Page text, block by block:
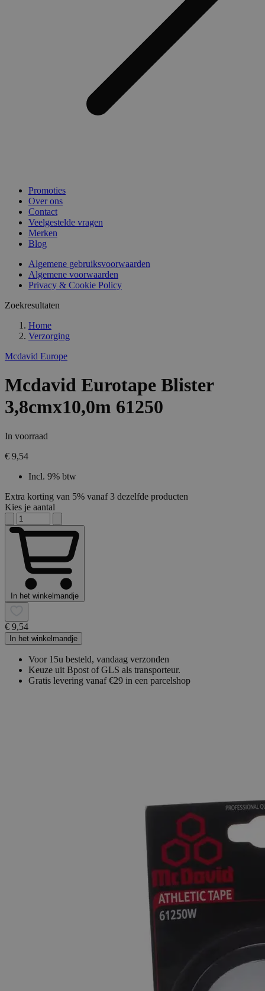
Promoties
Over ons
Contact
Veelgestelde vragen
Merken
Blog
Algemene gebruiksvoorwaarden
Algemene voorwaarden
Privacy & Cookie Policy
Zoekresultaten
Home
Verzorging
Mcdavid Europe
Mcdavid Eurotape Blister
3,8cmx10,0m 61250
In voorraad
€ 9,54
Incl. 9% btw
Extra korting van 5% vanaf 3 dezelfde producten
Kies je aantal
In het winkelmandje
€ 9,54
In het winkelmandje
Voor 15u besteld, vandaag verzonden
Keuze uit Bpost of GLS als transporteur.
Gratis levering vanaf €29 in een parcelshop